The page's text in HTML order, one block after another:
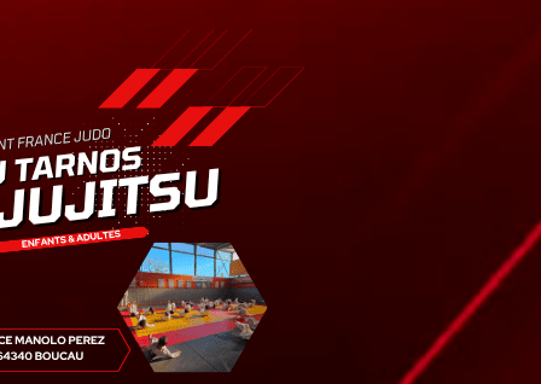
Exporter toutes les colonnes
Exporter uniquement les colonnes affichées
>
Résultats
Saison 2019
Saison 2025 - 2026
Ajoutez un logo, un bouton, des réseaux sociaux
Cliquez pour éditer